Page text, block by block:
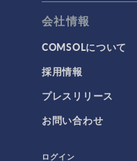
会社情報
COMSOLについて
採用情報
プレスリリース
お問い合わせ
ログイン